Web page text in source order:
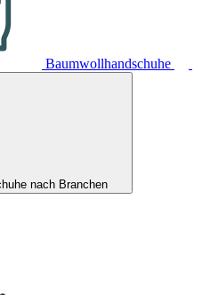
Baumwollhandschuhe
nach Branchen